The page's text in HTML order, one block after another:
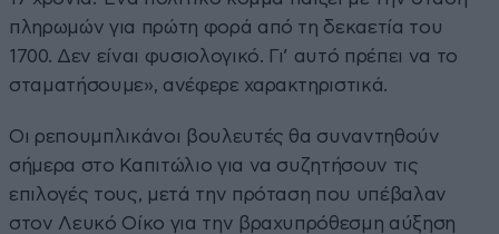
πληρωμών για πρώτη φορά από τη δεκαετία του
1700. Δεν είναι φυσιολογικό. Γι’ αυτό πρέπει να το
σταματήσουμε», ανέφερε χαρακτηριστικά.
Οι ρεπουμπλικάνοι βουλευτές θα συναντηθούν
σήμερα στο Καπιτώλιο για να συζητήσουν τις
επιλογές τους, μετά την πρόταση που υπέβαλαν
στον Λευκό Οίκο για την βραχυπρόθεσμη αύξηση